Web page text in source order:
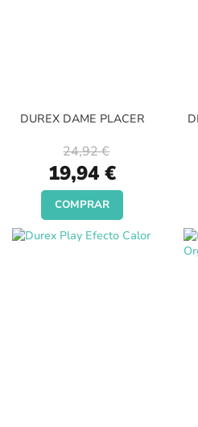
DUREX DAME PLACER
Special
Price
19,94 €
24,92 €
COMPRAR